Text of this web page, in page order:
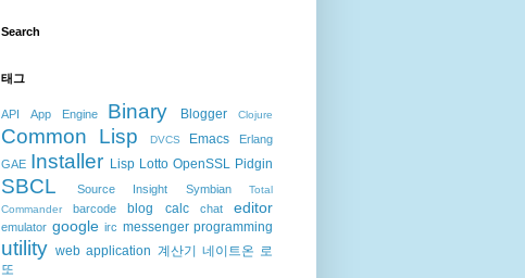
Search
태그
API App Engine Binary Blogger Clojure
Common Lisp DVCS Emacs
Erlang
GAE Installer Lisp Lotto OpenSSL Pidgin
SBCL Source Insight Symbian
Total
Commander
barcode blog calc chat editor
emulator google irc messenger programming
utility web application 계산기 네이트온 로
또